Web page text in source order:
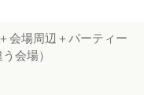
会場周辺＋パーティー
会場）